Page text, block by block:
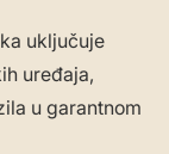
uključuje
uređaja,
u garantnom